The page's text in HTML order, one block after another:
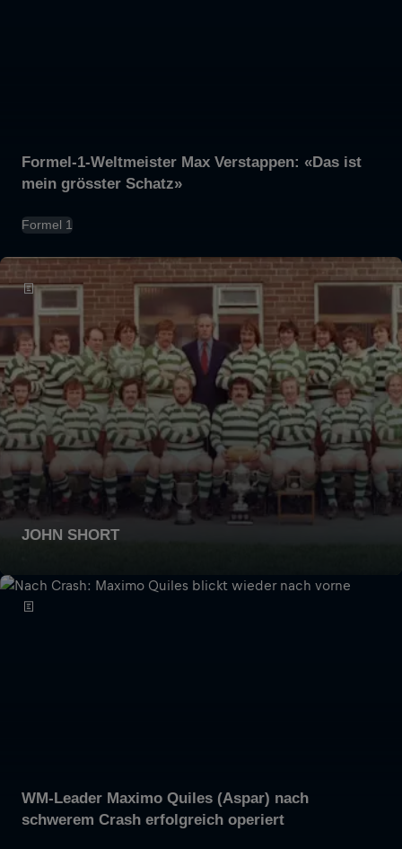
Formel-1-Weltmeister Max Verstappen: «Das ist
mein grösster Schatz»
Formel 1
JOHN SHORT
WM-Leader Maximo Quiles (Aspar) nach
schwerem Crash erfolgreich operiert